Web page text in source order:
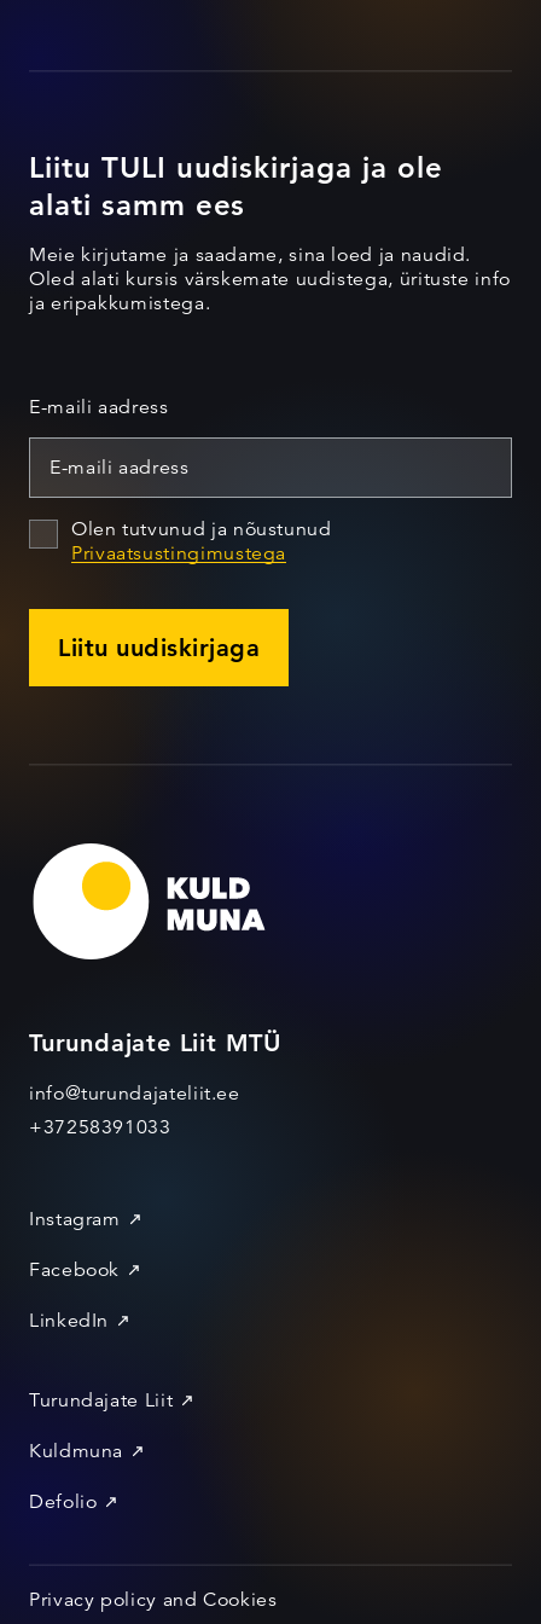
Liitu TULI uudiskirjaga ja ole
alati samm ees
Meie kirjutame ja saadame, sina loed ja naudid.
Oled alati kursis värskemate uudistega, ürituste info
ja eripakkumistega.
E-maili aadress
Olen tutvunud ja nõustunud
Privaatsustingimustega
Liitu uudiskirjaga
Turundajate Liit MTÜ
info@turundajateliit.ee
+37258391033
Instagram
Facebook
LinkedIn
Turundajate Liit
Kuldmuna
Defolio
Privacy policy and Cookies